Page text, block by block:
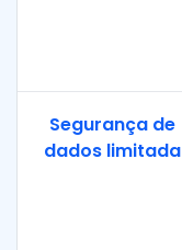
Segurança de
dados limitada